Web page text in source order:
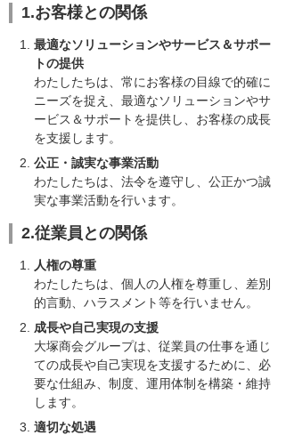
1.お客様との関係
最適なソリューションやサービス＆サポー
トの提供
わたしたちは、常にお客様の目線で的確に
ニーズを捉え、最適なソリューションやサ
ービス＆サポートを提供し、お客様の成長
を支援します。
公正・誠実な事業活動
わたしたちは、法令を遵守し、公正かつ誠
実な事業活動を行います。
2.従業員との関係
人権の尊重
わたしたちは、個人の人権を尊重し、差別
的言動、ハラスメント等を行いません。
成長や自己実現の支援
大塚商会グループは、従業員の仕事を通じ
ての成長や自己実現を支援するために、必
要な仕組み、制度、運用体制を構築・維持
します。
適切な処遇